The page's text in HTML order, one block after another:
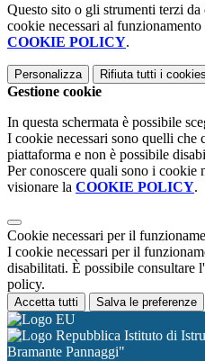
Questo sito o gli strumenti terzi
cookie necessari al
COOKIE POLICY.
Personalizza Rifiuta tutti i cookies
Gestione cookie
In questa schermata è possibile
I cookie necessari sono quelli
piattaforma e non è possibile
Per conoscere quali sono i cookie
visionare la COOKIE POLICY.
Cookie necessari per il
I cookie necessari per il
disabilitati. È possibile consultare
policy.
Accetta tutti Salva le preferenze
Istituto di
Bramante Pannaggi"